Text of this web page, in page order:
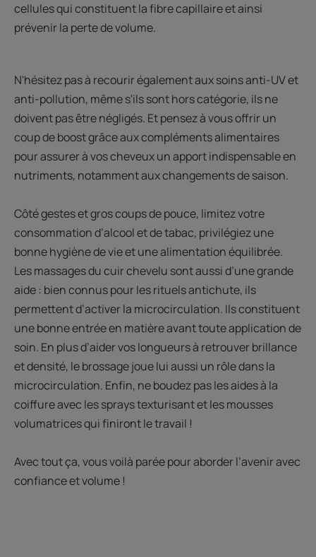
cellules qui constituent la fibre capillaire et ainsi
prévenir la perte de volume.
N'hésitez pas à recourir également aux soins anti-UV et
anti-pollution, même s'ils sont hors catégorie, ils ne
doivent pas être négligés. Et pensez à vous offrir un
coup de boost grâce aux compléments alimentaires
pour assurer à vos cheveux un apport indispensable en
nutriments, notamment aux changements de saison.
Côté gestes et gros coups de pouce, limitez votre
consommation d’alcool et de tabac, privilégiez une
bonne hygiène de vie et une alimentation équilibrée.
Les massages du cuir chevelu sont aussi d’une grande
aide : bien connus pour les rituels antichute, ils
permettent d’activer la microcirculation. Ils constituent
une bonne entrée en matière avant toute application de
soin. En plus d’aider vos longueurs à retrouver brillance
et densité, le brossage joue lui aussi un rôle dans la
microcirculation. Enfin, ne boudez pas les aides à la
coiffure avec les sprays texturisant et les mousses
volumatrices qui finiront le travail !
Avec tout ça, vous voilà parée pour aborder l’avenir avec
confiance et volume !